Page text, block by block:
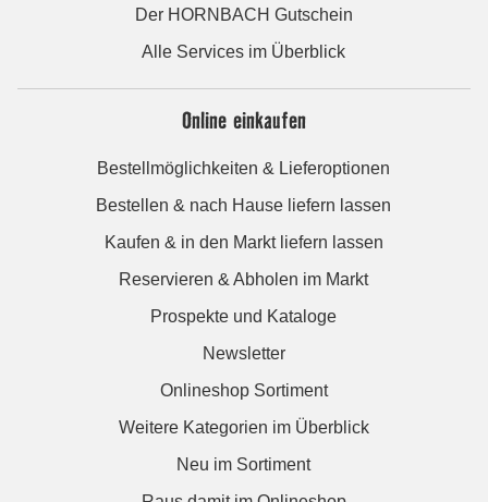
Der HORNBACH Gutschein
Alle Services im Überblick
Online einkaufen
Bestellmöglichkeiten & Lieferoptionen
Bestellen & nach Hause liefern lassen
Kaufen & in den Markt liefern lassen
Reservieren & Abholen im Markt
Prospekte und Kataloge
Newsletter
Onlineshop Sortiment
Weitere Kategorien im Überblick
Neu im Sortiment